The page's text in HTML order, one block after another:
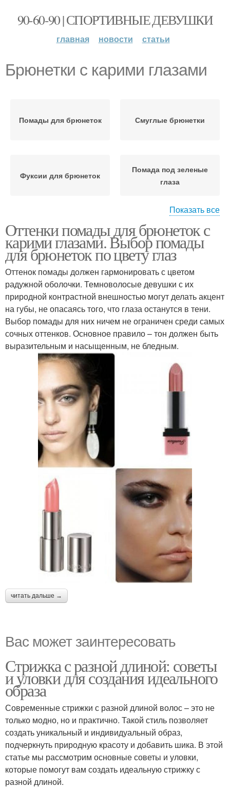
90-60-90 | СПОРТИВНЫЕ ДЕВУШКИ
главная новости статьи
Брюнетки с карими глазами
Помады для брюнеток Смуглые брюнетки
Фуксии для брюнеток
Помада под зеленые
глаза
глаз
Зеленые глаза
Помада для брюнеток
Показать все
Оттенки помады для брюнеток с
карими глазами. Выбор помады
для брюнеток по цвету глаз
Оттенок помады должен гармонировать с цветом
радужной оболочки. Темноволосые девушки с их
природной контрастной внешностью могут делать акцент
на губы, не опасаясь того, что глаза останутся в тени.
Выбор помады для них ничем не ограничен среди самых
сочных оттенков. Основное правило – тон должен быть
выразительным и насыщенным, не бледным.
читать дальше →
Вас может заинтересовать
Стрижка с разной длиной: советы
и уловки для создания идеального
образа
Современные стрижки с разной длиной волос – это не
только модно, но и практично. Такой стиль позволяет
создать уникальный и индивидуальный образ,
подчеркнуть природную красоту и добавить шика. В этой
статье мы рассмотрим основные советы и уловки,
которые помогут вам создать идеальную стрижку с
разной длиной.